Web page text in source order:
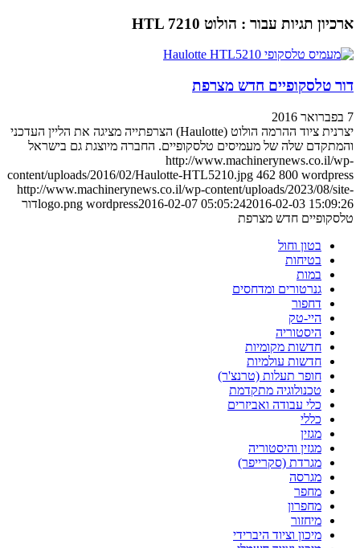
ארכיון תגיות עבור : הולוט HTL 7210
דור טלסקופיים חדש מצרפת
7 בפברואר 2016
יצרנית ציוד ההרמה הולוט (Haulotte) הצרפתייה מציגה את הליין העדכני
והמתקדם שלה של מעמיסים טלסקופיים. החברה מיוצגת גם בישראל
http://www.machinerynews.co.il/wp-
content/uploads/2016/02/Haulotte-HTL5210.jpg 462 800 wordpress
http://www.machinerynews.co.il/wp-content/uploads/2023/08/site-
logo.png wordpress2016-02-07 05:05:242016-02-03 15:09:26
דור
טלסקופיים חדש מצרפת
בטון וחול
בטיחות
במות
גנרטורים ומדחסים
דחפור
היי-טק
היסטוריה
חדשות מקומיות
חדשות עולמיות
חופר תעלות (טרנצ'ר)
טכנולוגיה מתקדמת
כלי עבודה ואביזרים
כללי
מגזין
מגזין והיסטוריה
מגרדת (סקרייפר)
מגרסה
מחפר
מחפרון
מיחזור
מיכון וציוד היברידי